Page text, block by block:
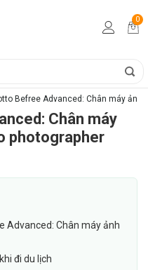
0
Befree Advanced: Chân máy ảnh
Chân máy
photographer
Advanced: Chân máy ảnh
đi du lịch